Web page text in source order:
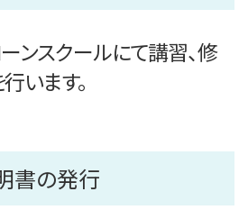
ンスクールにて講習、修
います。
書の発行